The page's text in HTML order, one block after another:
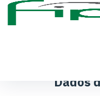
Dados